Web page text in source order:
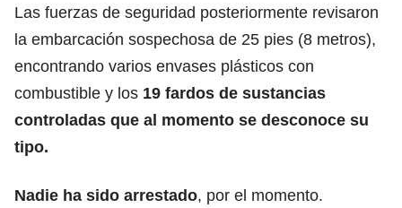
Las fuerzas de seguridad posteriormente revisaron
la embarcación sospechosa de 25 pies (8 metros),
encontrando varios envases plásticos con
combustible y los 19 fardos de sustancias
controladas que al momento se desconoce su
tipo.
Nadie ha sido arrestado, por el momento.